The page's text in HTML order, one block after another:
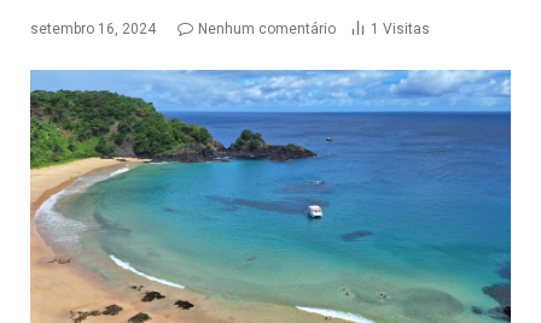
setembro 16, 2024 Nenhum comentário 1 Visitas